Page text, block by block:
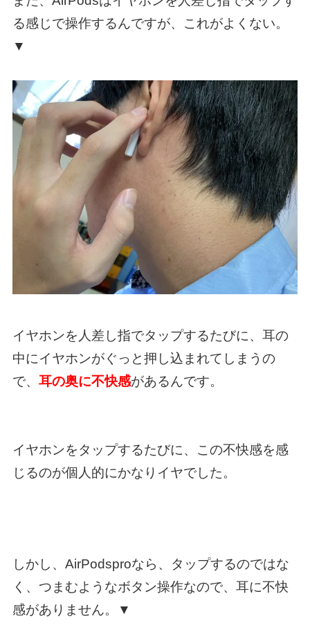
る感じで操作するんですが、これがよくない。
▼
イヤホンを人差し指でタップするたびに、耳の
中にイヤホンがぐっと押し込まれてしまうの
で、 耳の奥に不快感があるんです。
イヤホンをタップするたびに、この不快感を感
じるのが個人的にかなりイヤでした。
しかし、AirPodsproなら、タップするのではな
く、つまむようなボタン操作なので、耳に不快
感がありません。▼